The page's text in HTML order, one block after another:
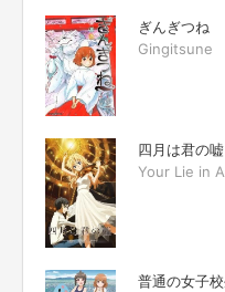
ぎんぎつね
Gingitsune
四月は君の嘘
Your Lie in
普通の女子